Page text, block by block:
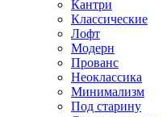
Кантри
Классические
Лофт
Модерн
Прованс
Неоклассика
Минимализм
Под старину